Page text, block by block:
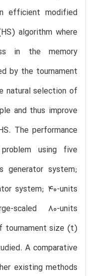
efficient modified
algorithm where
in the memory
by the tournament
natural selection of
and thus improve
The performance
using five
system;
system; 40-units
scaled 80-units
tournament size (t)
A comparative
existing methods